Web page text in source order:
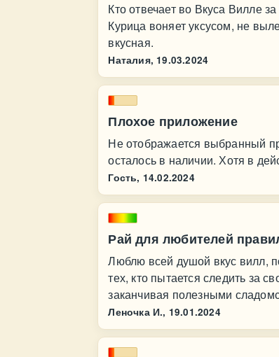
Кто отвечает во Вкуса Вилле
Курица воняет уксусом, не
вкусная.
Наталия, 19.03.2024
Плохое приложение
Не отображается выбранный
осталось в наличии. Хотя в
Гость, 14.02.2024
Рай для любителей
Люблю всей душой вкус вилл,
тех, кто пытается следить за
заканчивая полезными
Леночка И., 19.01.2024